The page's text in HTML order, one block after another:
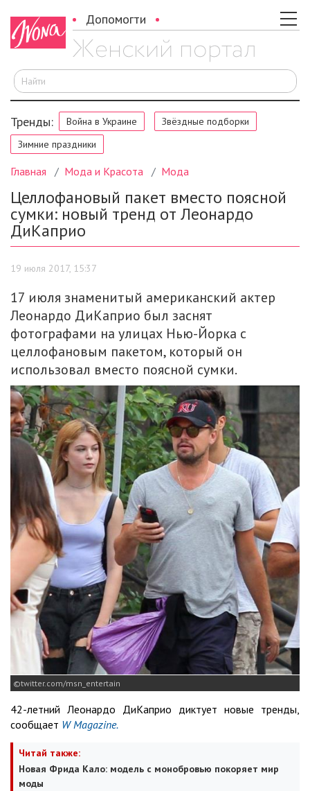
Допомогти
Тренды: Война в Украине
Звёздные подборки
Зимние праздники
Главная Мода и Красота Мода
Целлофановый пакет вместо поясной
сумки: новый тренд от Леонардо
ДиКаприо
19 июля 2017, 15:37
17 июля знаменитый американский актер
Леонардо ДиКаприо был заснят
фотографами на улицах Нью-Йорка с
целлофановым пакетом, который он
использовал вместо поясной сумки.
twitter.com/msn_entertain
42-летний Леонардо ДиКаприо диктует новые тренды,
сообщает W Magazine.
Читай также:
Новая Фрида Кало: модель с монобровью покоряет мир
моды